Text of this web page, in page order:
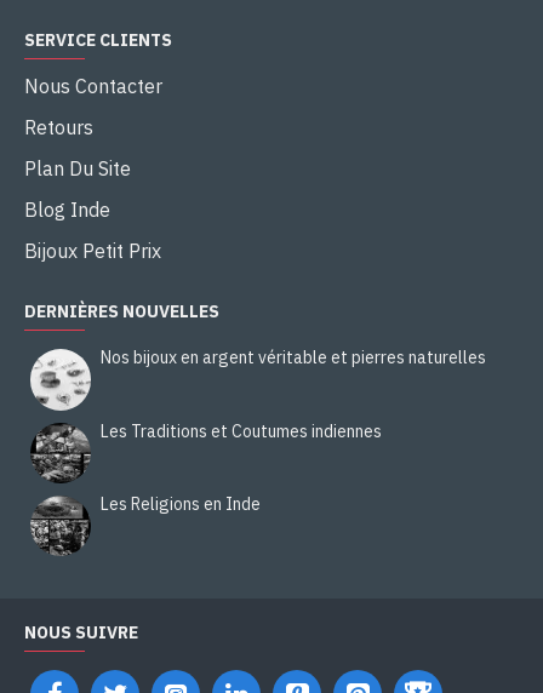
SERVICE CLIENTS
Nous Contacter
Retours
Plan Du Site
Blog Inde
Bijoux Petit Prix
DERNIÈRES NOUVELLES
Nos bijoux en argent véritable et pierres naturelles
Les Traditions et Coutumes indiennes
Les Religions en Inde
NOUS SUIVRE